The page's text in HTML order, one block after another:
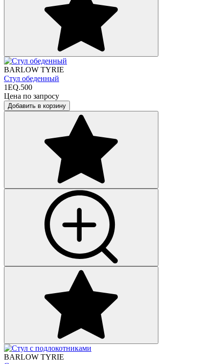
BARLOW TYRIE
Стул обеденный
1EQ.500
Цена по запросу
Добавить в корзину
BARLOW TYRIE